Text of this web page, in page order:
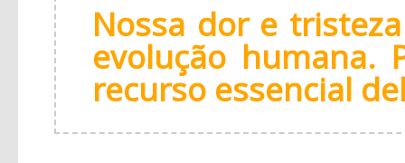
Nossa dor e
evolução humana.
recurso essencial